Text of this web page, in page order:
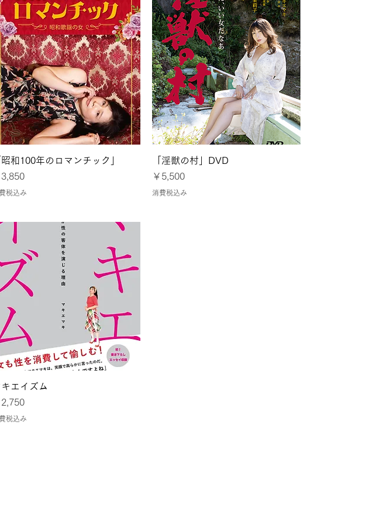
クイックビュー
昭和100年のロマンチック」
格
3,850
税込み
クイックビュー
「淫獣の村」DVD
価格
￥5,500
消費税込み
クイックビュー
キエイズム
格
2,750
税込み